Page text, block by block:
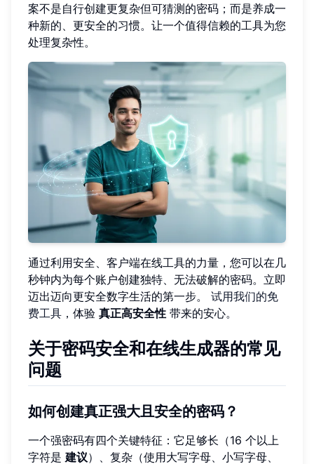
案不是自行创建更复杂但可猜测的密码；而是养成一
种新的、更安全的习惯。让一个值得信赖的工具为您
处理复杂性。
通过利用安全、客户端在线工具的力量，您可以在几
秒钟内为每个账户创建独特、无法破解的密码。立即
迈出迈向更安全数字生活的第一步。 试用我们的免
费工具 ，体验 真正高安全性 带来的安心。
关于密码安全和在线生成器的常见
问题
如何创建真正强大且安全的密码？
一个强密码有四个关键特征：它足够长（16 个以上
字符是 建议）、复杂（使用大写字母、小写字母、